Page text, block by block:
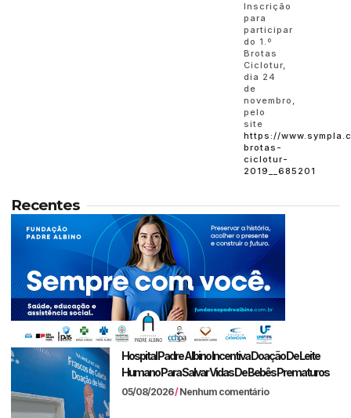
Inscrição
para
participar
do 1.º
Brotas
Ciclotur,
dia 24
de
novembro,
pelo
site
https://
brotas-
ciclotur-
2019__685201
Recentes
Hospital Padre Albino Incentiva Doação De Leite
Humano Para Salvar Vidas De Bebês Prematuros
05/08/2026 Nenhum comentário